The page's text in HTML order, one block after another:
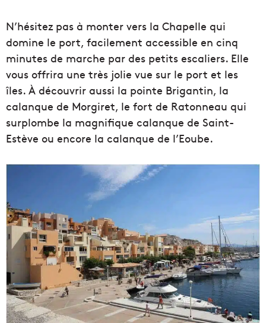
N’hésitez pas à monter vers la Chapelle qui
domine le port, facilement accessible en cinq
minutes de marche par des petits escaliers. Elle
vous offrira une très jolie vue sur le port et les
îles. À découvrir aussi la pointe Brigantin, la
calanque de Morgiret, le fort de Ratonneau qui
surplombe la magnifique calanque de Saint-
Estève ou encore la calanque de l’Eoube.